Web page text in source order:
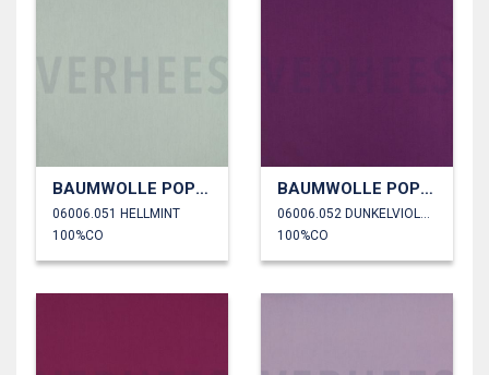
BAUMWOLLE POPELINE
06006.051 HELLMINT
100%CO
BAUMWOLLE POPELINE
100%CO